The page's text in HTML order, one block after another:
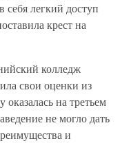
легкий доступ
крест на
колледж
свои оценки из
на третьем
не могло дать
и